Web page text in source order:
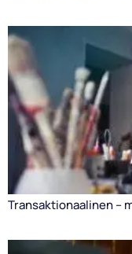
Transaktionaalinen –